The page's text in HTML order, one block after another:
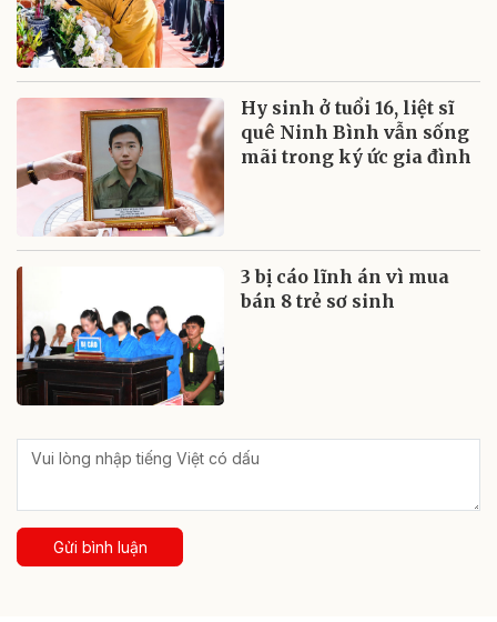
Hy sinh ở tuổi 16, liệt sĩ
quê Ninh Bình vẫn sống
mãi trong ký ức gia đình
3 bị cáo lĩnh án vì mua
bán 8 trẻ sơ sinh
Gửi bình luận